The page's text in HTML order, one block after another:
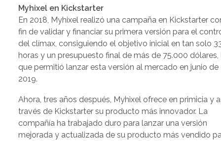
Myhixel en Kickstarter
En 2018, Myhixel realizó una campaña en Kickstarter
fin de validar y financiar su primera versión para el
del clímax, consiguiendo el objetivo inicial en tan solo
horas y un presupuesto final de más de 75.000 dólares,
que permitió lanzar esta versión al mercado en junio de
2019.
Ahora, tres años después, Myhixel ofrece en primicia y a
través de Kickstarter su producto más innovador. La
compañía ha trabajado duro para lanzar una versión
mejorada y actualizada de su producto más vendido